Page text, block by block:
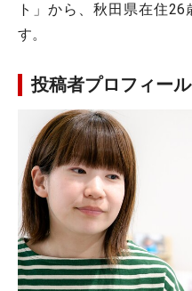
ト」から、秋田県在住
す。
投稿者プロフィール